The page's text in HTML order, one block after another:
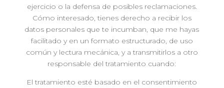
ejercicio o la defensa de posibles reclamaciones.
Cómo interesado, tienes derecho a recibir los
datos personales que te incumban, que me hayas
facilitado y en un formato estructurado, de uso
común y lectura mecánica, y a transmitirlos a otro
responsable del tratamiento cuando:
El tratamiento esté basado en el consentimiento